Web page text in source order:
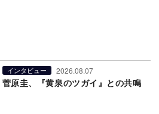
インタビュー 2026.08.07
菅原圭、『黄泉のツガイ』との共鳴